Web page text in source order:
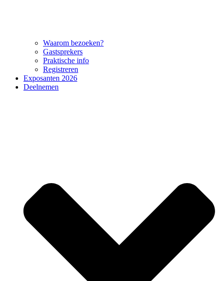
Waarom bezoeken?
Gastsprekers
Praktische info
Registreren
Exposanten 2026
Deelnemen